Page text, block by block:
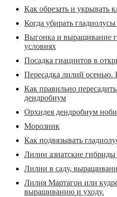
Как обрезать и укрывать
Когда убирать
Выгонка и выращивание
условиях
Посадка гиацинтов в
Пересадка лилий осенью.
Как правильно
дендробиум
Орхидея дендробиум
Морозник
Как подвязывать
Лилии азиатские гибриды
Лилии в саду,
Лилия Мартагон или
выращиванию и уходу.